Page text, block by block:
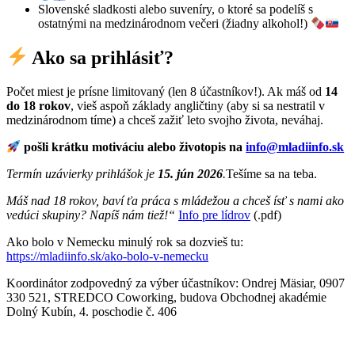
Slovenské sladkosti alebo suveníry, o ktoré sa podelíš s
ostatnými na medzinárodnom večeri (žiadny alkohol!)
Ako sa prihlásiť?
Počet miest je prísne limitovaný (len 8 účastníkov!). Ak máš od 14
do 18 rokov, vieš aspoň základy angličtiny (aby si sa nestratil v
medzinárodnom tíme) a chceš zažiť leto svojho života, neváhaj.
pošli krátku motiváciu alebo životopis nainfo@mladiinfo.sk
Termín uzávierky prihlášok je 15. jún 2026.Tešíme sa na teba.
Máš nad 18 rokov, baví ťa práca s mládežou a chceš ísť s nami ako
vedúci skupiny? Napíš nám tiež!“ Info pre lídrov (.pdf)
Ako bolo v Nemecku minulý rok sa dozvieš tu:
https://mladiinfo.sk/ako-bolo-v-nemecku
Koordinátor zodpovedný za výber účastníkov: Ondrej Mäsiar, 0907
330 521, STREDCO Coworking, budova Obchodnej akadémie
Dolný Kubín, 4. poschodie č. 406